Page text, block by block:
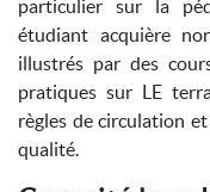
particulier sur la
étudiant acquière
illustrés par des
pratiques sur LE
règles de circulation
qualité.